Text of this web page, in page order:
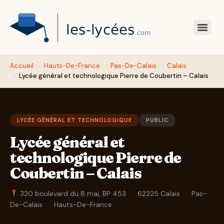
Accueil › Hauts-De-France › Pas-De-Calais › Calais
› Lycée général et technologique Pierre de Coubertin – Calais
LYCÉE GÉNÉRAL ET TECHNOLOGIQUE PUBLIC
Lycée général et
technologique Pierre de
Coubertin – Calais
320 boulevard du 8 mai, BP 453 · 62225 Calais · Pas-
De-Calais
· Hauts-De-France